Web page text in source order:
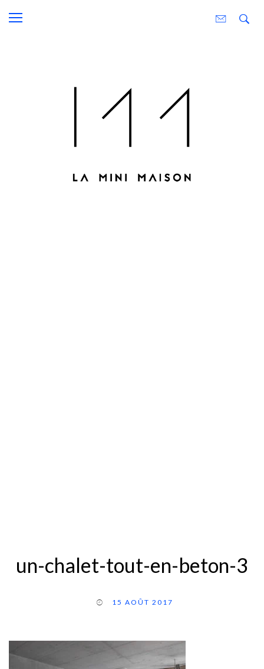
un-chalet-tout-en-beton-3
15 AOÛT 2017